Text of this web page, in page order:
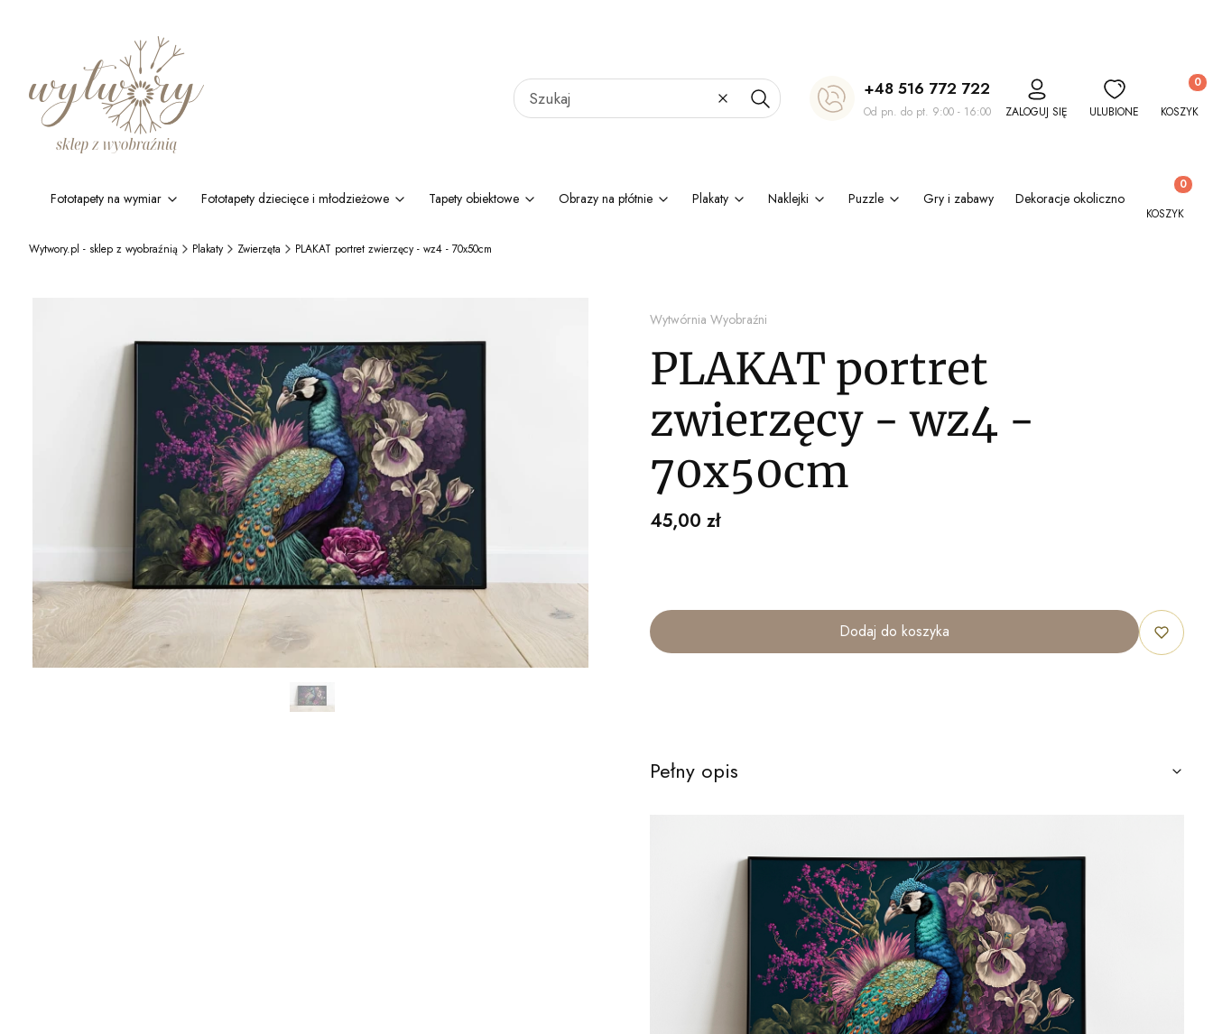
WyczyśćSzukaj
+48 516 772 722
Od pn. do pt. 9:00 - 16:00 ZALOGUJ SIĘ ULUBIONE KOSZYK
Fototapety na wymiar Fototapety dziecięce i młodzieżowe Tapety obiektowe Obrazy na płótnie Plakaty Naklejki Puzzle Gry i zabawy Dekoracje okolicznościowe
Produkty
KOSZYK
Wytwory.pl - sklep z wyobraźnią Plakaty Zwierzęta PLAKAT portret zwierzęcy - wz4 - 70x50cm
Wytwórnia Wyobraźni
PLAKAT portret
zwierzęcy - wz4 -
70x50cm
Cena
45,00 zł
Dodaj do koszyka
Pełny opis